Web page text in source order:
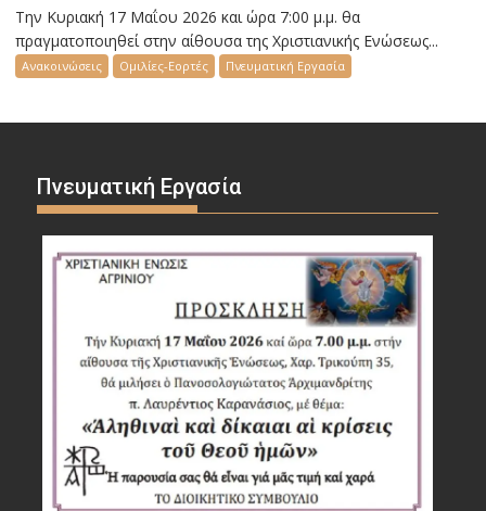
Την Κυριακή 17 Μαΐου 2026 και ώρα 7:00 μ.μ. θα
πραγματοποιηθεί στην αίθουσα της Χριστιανικής Ενώσεως...
Ανακοινώσεις Ομιλίες-Εορτές Πνευματική Εργασία
Πνευματική Εργασία